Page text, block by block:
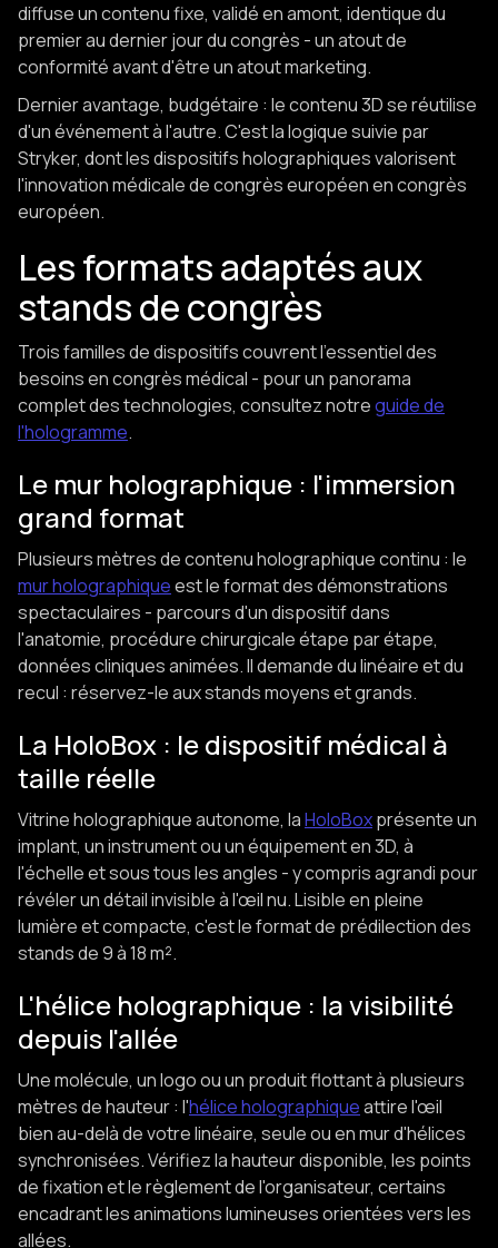
diffuse un contenu fixe, validé en amont, identique du
premier au dernier jour du congrès - un atout de
conformité avant d'être un atout marketing.
Dernier avantage, budgétaire : le contenu 3D se réutilise
d'un événement à l'autre. C'est la logique suivie par
Stryker, dont les dispositifs holographiques valorisent
l'innovation médicale de congrès européen en congrès
européen.
Les formats adaptés aux
stands de congrès
Trois familles de dispositifs couvrent l'essentiel des
besoins en congrès médical - pour un panorama
complet des technologies, consultez notreguide de
l'hologramme.
Le mur holographique : l'immersion
grand format
Plusieurs mètres de contenu holographique continu : le
mur holographiqueest le format des démonstrations
spectaculaires - parcours d'un dispositif dans
l'anatomie, procédure chirurgicale étape par étape,
données cliniques animées. Il demande du linéaire et du
recul : réservez-le aux stands moyens et grands.
La HoloBox : le dispositif médical à
taille réelle
Vitrine holographique autonome, laHoloBoxprésente un
implant, un instrument ou un équipement en 3D, à
l'échelle et sous tous les angles - y compris agrandi pour
révéler un détail invisible à l'œil nu. Lisible en pleine
lumière et compacte, c'est le format de prédilection des
stands de 9 à 18 m².
L'hélice holographique : la visibilité
depuis l'allée
Une molécule, un logo ou un produit flottant à plusieurs
mètres de hauteur : l'hélice holographiqueattire l'œil
bien au-delà de votre linéaire, seule ou en mur d'hélices
synchronisées. Vérifiez la hauteur disponible, les points
de fixation et le règlement de l'organisateur, certains
encadrant les animations lumineuses orientées vers les
allées.